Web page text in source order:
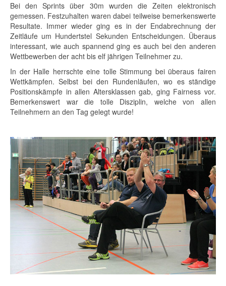
Bei den Sprints über 30m wurden die Zeiten elektronisch
gemessen. Festzuhalten waren dabei teilweise bemerkenswerte
Resultate. Immer wieder ging es in der Endabrechnung der
Zeitläufe um Hundertstel Sekunden Entscheidungen. Überaus
interessant, wie auch spannend ging es auch bei den anderen
Wettbewerben der acht bis elf jährigen Teilnehmer zu.
In der Halle herrschte eine tolle Stimmung bei überaus fairen
Wettkämpfen. Selbst bei den Rundenläufen, wo es ständige
Positionskämpfe in allen Altersklassen gab, ging Fairness vor.
Bemerkenswert war die tolle Disziplin, welche von allen
Teilnehmern an den Tag gelegt wurde!